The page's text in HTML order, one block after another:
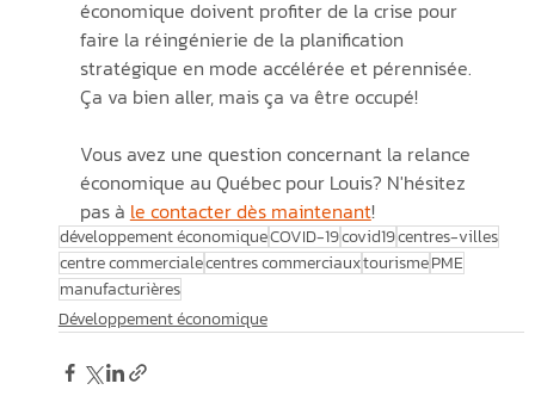
économique doivent profiter de la crise pour
faire la réingénierie de la planification
stratégique en mode accélérée et pérennisée.
Ça va bien aller, mais ça va être occupé!
Vous avez une question concernant la relance
économique au Québec pour Louis? N'hésitez
pas à le contacter dès maintenant!
développement économiqueCOVID-19covid19centres-villes
centre commercialecentres commerciauxtourismePME
manufacturières
Développement économique